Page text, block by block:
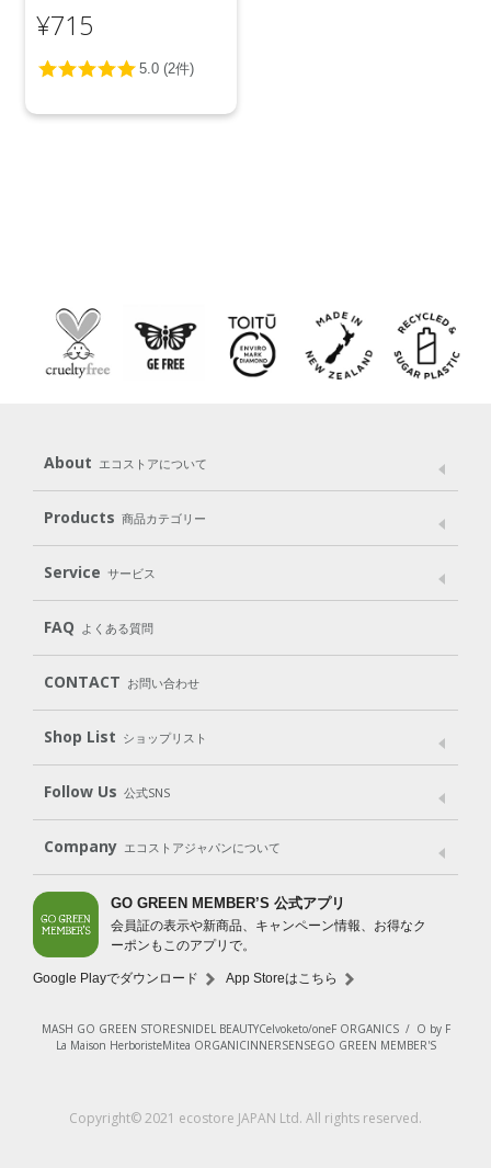
レビューを見る
ッドポンプ ＜無香料
＞ 350mL
¥715
About エコストアについて
メッセージ ブランドストーリー
パッケージへのこだわり
動物実験をしない
Products 商品カテゴリー
Laundry
Body（ボディ） Hair（ヘア） Oral care（オーラルケア）
Goods （グッズ）
Gift set
Service サービス
User Guide
Subscription（定期便）
FAQ よくある質問
CONTACT お問い合わせ
Shop List ショップリスト
Shop List
Follow Us 公式SNS
LINE＠ Instagram Facebook
Company エコストアジャパンについて
会社案内 ご利用規約
プライバシーポリシー
特定商取引法に基づく表示
免責事項
法人会員サービス
New Zealand Site
GO GREEN MEMBER’S 公式アプリ
会員証の表示や新商品、キャンペーン情報、お得なク
ーポンもこのアプリで。
Google Playでダウンロード App Storeはこちら
MASH GO GREEN STORESNIDEL BEAUTYCelvoketo/oneF ORGANICS/ O by F
La Maison HerboristeMitea ORGANICINNERSENSEGO GREEN MEMBER'S
Copyright© 2021 ecostore JAPAN Ltd. All rights reserved.